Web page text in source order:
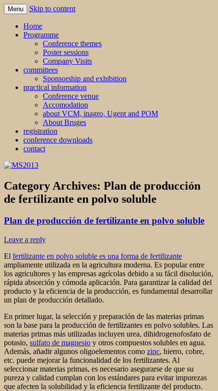
MS2013
Menu Skip to content
Home
Programme
Conference themes
Poster sessions
Company Visits
committees
Sponsorship and exhibition
practical information
Conference venue
Accomodation
about VCM, inagro, Ugent and POM
About Bruges
registration
conference downloads
contact
Category Archives: Plan de producción
de fertilizante en polvo soluble
Plan de producción de fertilizante en polvo soluble
Leave a reply
El fertilizante en polvo soluble es una forma de fertilizante
ampliamente utilizada en la agricultura moderna. Es popular entre
los agricultores y las empresas agrícolas debido a su fácil disolución,
rápida absorción y cómoda aplicación. Para garantizar la calidad del
producto y la eficiencia de la producción, es fundamental desarrollar
un plan de producción detallado.
En primer lugar, la selección y preparación de las materias primas
son la base para la producción de fertilizantes en polvo solubles. Las
materias primas más utilizadas incluyen urea, dihidrogenofosfato de
potasio, sulfato de magnesio y otros compuestos solubles en agua.
Además, añadir algunos oligoelementos como zinc, hierro, cobre,
etc. puede mejorar la funcionalidad de los fertilizantes. Al
seleccionar materias primas, es necesario asegurarse de que su
pureza y calidad cumplan con los estándares para evitar impurezas
que afecten la solubilidad y la eficiencia fertilizante del producto.